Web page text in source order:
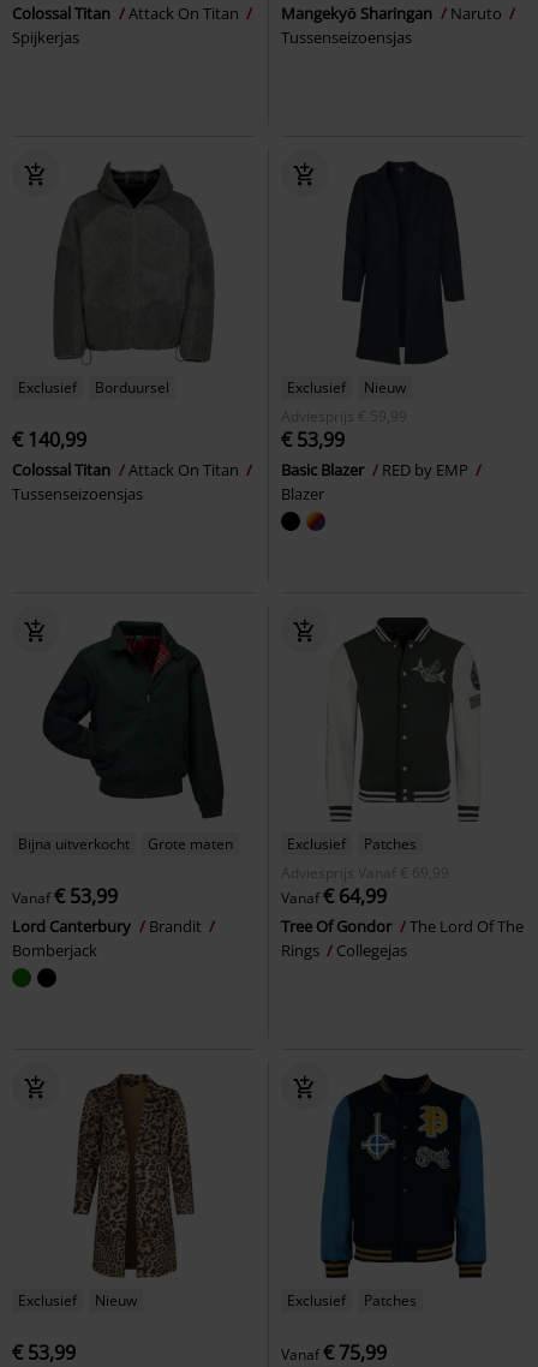
Colossal Titan
Attack On Titan
Spijkerjas
Mangekyō Sharingan
Naruto
Tussenseizoensjas
Exclusief Borduursel
€ 140,99
Colossal Titan
Attack On Titan
Tussenseizoensjas
Exclusief
Nieuw
Adviesprijs
€ 59,99
€ 53,99
Basic Blazer
RED by EMP
Blazer
Bijna uitverkocht Grote maten
Vanaf€ 53,99
Lord Canterbury
Brandit
Bomberjack
Exclusief
Patches
Adviesprijs
Vanaf € 69,99
Vanaf€ 64,99
Tree Of Gondor
The Lord Of The
Rings
Collegejas
Exclusief Nieuw
€ 53,99
Exclusief Patches
Vanaf€ 75,99